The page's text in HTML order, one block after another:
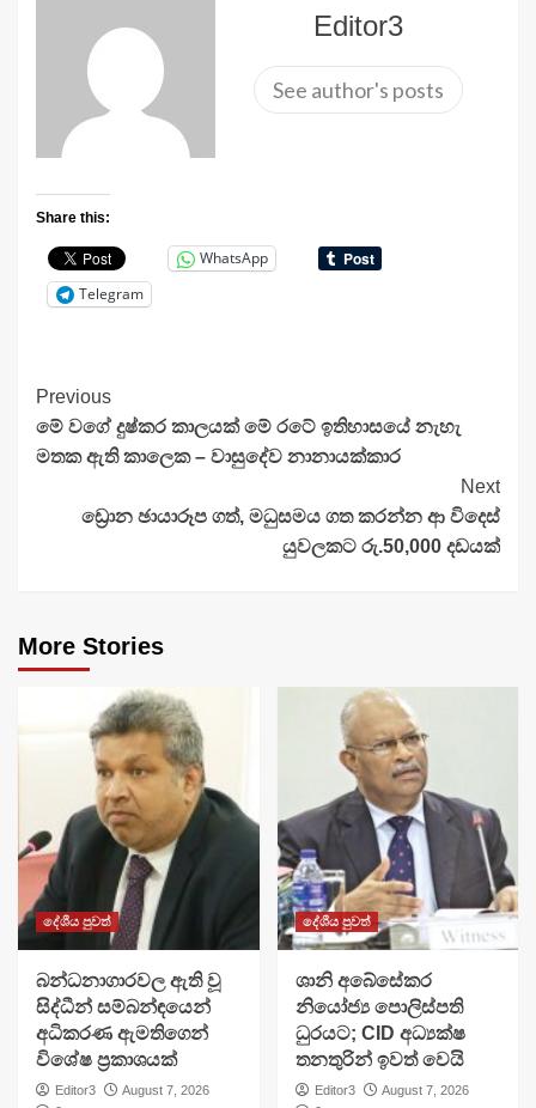
Editor3
See author's posts
Share this:
WhatsApp
Telegram
Continue
Reading
Previous
මේ වගේ දුෂ්කර කාලයක් මේ රටේ ඉතිහාසයේ නැහැ
මතක ඇති කාලෙක – වාසුදේව නානායක්කාර
Next
ඩ්‍රොන ඡායාරූප ගත්, මධුසමය ගත කරන්න ආ විදෙස්
යුවලකට රු.50,000 දඩයක්
More Stories
දේශීය පුවත්
බන්ධනාගාරවල ඇති වූ
සිද්ධීන් සම්බන්ඳයෙන්
අධිකරණ ඇමතිගෙන්
විශේෂ ප්‍රකාශයක්
Editor3
August 7, 2026
දේශීය පුවත්
ශානි අබේසේකර
නියෝජ්‍ය පොලිස්පති
ධුරයට; CID අධ්‍යක්ෂ
තනතුරින් ඉවත් වෙයි
Editor3
August 7, 2026